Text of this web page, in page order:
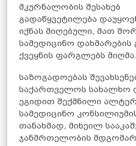
მკურნალობის შესახებ
გადაწყვეტილება
იქნას მიღებული, მათ
სამედიცინო დახმარების
ქვეყნის ფარგლებს მიღმა.
საზოგადოებას
საქართველოს სახალხო
ეგიდით შექმნილი
სამედიცინო
თანახმად, მიხეილ
ჯანმრთელობის